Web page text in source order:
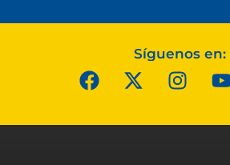
Síguenos en: